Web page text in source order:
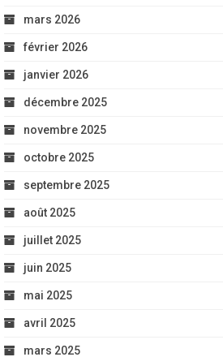
mars 2026
février 2026
janvier 2026
décembre 2025
novembre 2025
octobre 2025
septembre 2025
août 2025
juillet 2025
juin 2025
mai 2025
avril 2025
mars 2025